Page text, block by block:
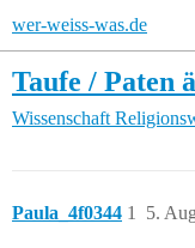
wer-weiss-was.de
Taufe / Paten
Wissenschaft
Paula_4f0344 5.
1